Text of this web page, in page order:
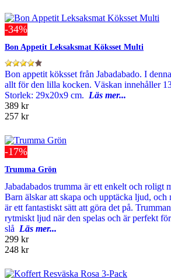
-34%
Bon Appetit Leksaksmat Köksset Multi
Bon appetit köksset från Jabadabado. I
allt för den lilla kocken. Väskan innehåller
Storlek: 29x20x9 cm. Läs mer...
389 kr
257 kr
-17%
Trumma Grön
Jabadabados trumma är ett enkelt och roligt
Barn älskar att skapa och upptäcka ljud, och
är ett fantastiskt sätt att göra det på.
rytmiskt ljud när den spelas och är perfekt
slå Läs mer...
299 kr
248 kr